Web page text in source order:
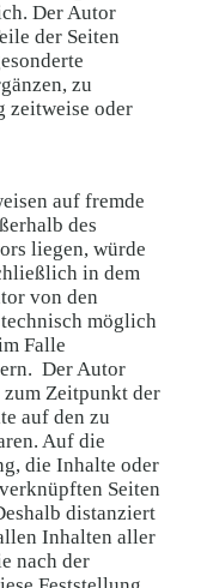
Der Autor
der Seiten
zu
zeitweise oder
auf fremde
des
liegen, würde
in dem
von den
möglich
Falle
Der Autor
Zeitpunkt der
auf den zu
Auf die
die Inhalte oder
Seiten
distanziert
Inhalten aller
nach der